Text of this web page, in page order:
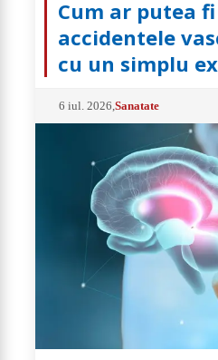
Cum ar putea
accidentele
cu un simplu
6 iul. 2026 ,Sanatate